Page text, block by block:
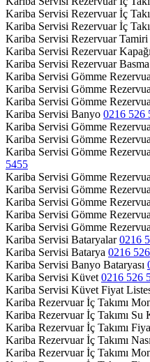
Kariba Servisi Rezervuar İç
Kariba Servisi Rezervuar İç
Kariba Servisi Rezervuar Tamiri
Kariba Servisi Rezervuar Kapağı
Kariba Servisi Rezervuar
Kariba Servisi Gömme
Kariba Servisi Gömme
Kariba Servisi Gömme
Kariba Servisi Banyo 0216 526
Kariba Servisi Gömme
Kariba Servisi Gömme
Kariba Servisi Gömme
5455
Kariba Servisi Gömme
Kariba Servisi Gömme
Kariba Servisi Gömme
Kariba Servisi Gömme
Kariba Servisi Gömme
Kariba Servisi Bataryalar0216
Kariba Servisi Batarya 0216
Kariba Servisi Banyo Bataryası
Kariba Servisi Küvet 0216 526
Kariba Servisi Küvet Fiyat
Kariba Rezervuar İç Takımı
Kariba Rezervuar İç Takımı Su
Kariba Rezervuar İç Takımı
Kariba Rezervuar İç Takımı
Kariba Rezervuar İç Takımı